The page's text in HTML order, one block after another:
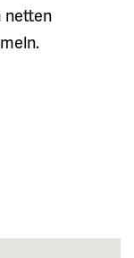
netten